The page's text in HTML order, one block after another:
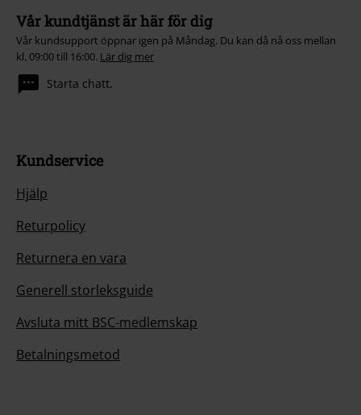
Vår kundtjänst är här för dig
Vår kundsupport öppnar igen på Måndag. Du kan då nå oss mellan
kl. 09:00 till 16:00. Lär dig mer
Starta chatt.
Kundservice
Hjälp
Returpolicy
Returnera en vara
Generell storleksguide
Avsluta mitt BSC-medlemskap
Betalningsmetod